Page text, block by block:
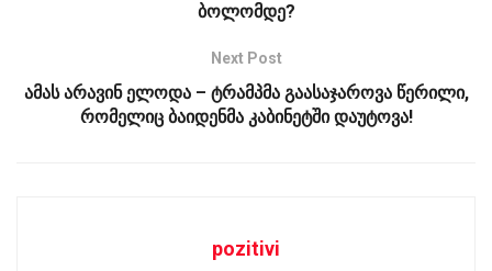
ბოლომდე?
Next Post
ამას არავინ ელოდა – ტრამპმა გაასაჯაროვა წერილი,
რომელიც ბაიდენმა კაბინეტში დაუტოვა!
pozitivi